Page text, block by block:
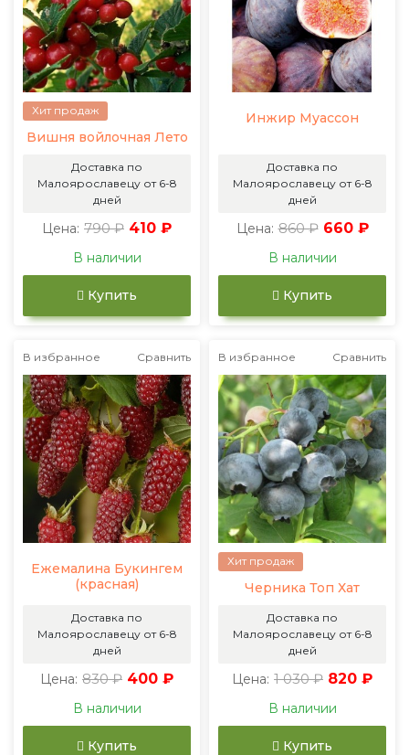
Хит продаж
Вишня войлочная Лето
Доставка по
Малоярославецу от 6-8
дней
Цена: 790 ₽ 410 ₽
В наличии
Купить
Инжир Муассон
Доставка по
Малоярославецу от 6-8
дней
Цена: 860 ₽ 660 ₽
В наличии
Купить
В избранное Сравнить
Ежемалина Букингем
(красная)
Доставка по
Малоярославецу от 6-8
дней
Цена: 830 ₽ 400 ₽
В наличии
Купить
В избранное Сравнить
Хит продаж
Черника Топ Хат
Доставка по
Малоярославецу от 6-8
дней
Цена: 1 030 ₽ 820 ₽
В наличии
Купить